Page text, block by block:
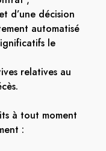
d’une décision
automatisé
le
relatives au
à tout moment
: